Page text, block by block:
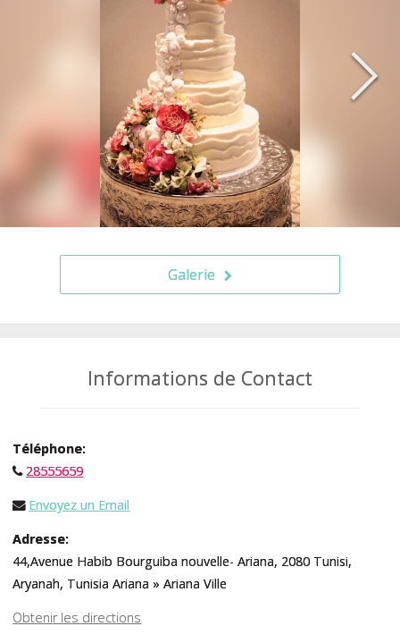
Galerie
Informations de Contact
Téléphone:
28555659
Envoyez un Email
Adresse:
44,Avenue Habib Bourguiba nouvelle- Ariana, 2080 Tunisi,
Aryanah, Tunisia Ariana » Ariana Ville
Obtenir les directions